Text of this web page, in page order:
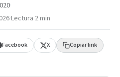
·
·Lectura 2 min
Facebook X Copiar link